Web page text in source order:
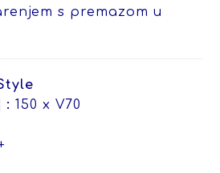
s premazom u
: 150 x V70